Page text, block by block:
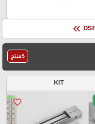
keyboard_double_arrow_left
5 منتج
KIT
favorite_border